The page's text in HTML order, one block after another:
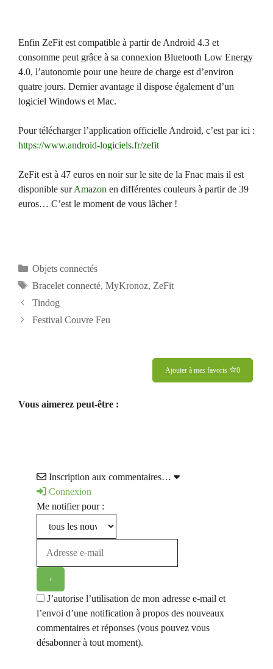
Enfin ZeFit est compatible à partir de Android 4.3 et
consomme peut grâce à sa connexion Bluetooth Low Energy
4.0, l’autonomie pour une heure de charge est d’environ
quatre jours. Dernier avantage il dispose également d’un
logiciel Windows et Mac.
Pour télécharger l’application officielle Android, c’est par ici :
https://www.android-logiciels.fr/zefit
ZeFit est à 47 euros en noir sur le site de la Fnac mais il est
disponible surAmazon en différentes couleurs à partir de 39
euros… C’est le moment de vous lâcher !
Catégories
Objets connectés
Étiquettes
Bracelet connecté, MyKronoz, ZeFit
Navigation
des
Tindog
Festival Couvre Feu
Ajouter à mes favoris 0
Vous aimerez peut-être :
Inscription aux commentaires…
Connexion
Me notifier pour :
J’autorise l’utilisation de mon adresse e-mail et
l’envoi d’une notification à propos des nouveaux
commentaires et réponses (vous pouvez vous
désabonner à tout moment).